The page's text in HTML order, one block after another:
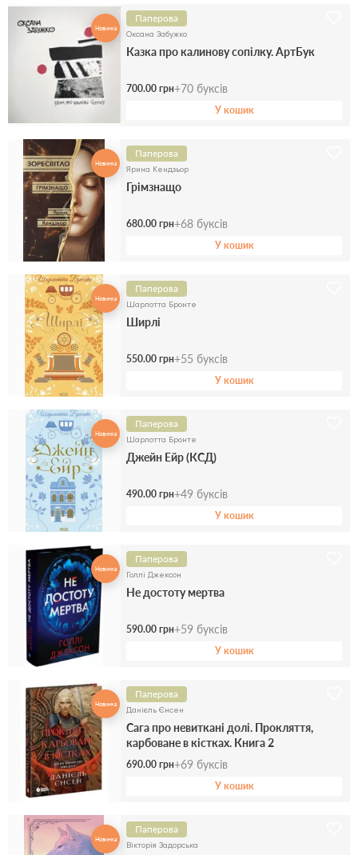
Новинка
Паперова
Оксана Забужко
Казка про калинову сопілку. АртБук
700.00 грн+70 буксів
У кошик
Новинка
Паперова
Ярина Кендзьор
Грімзнащо
680.00 грн+68 буксів
У кошик
Новинка
Паперова
Шарлотта Бронте
Ширлі
550.00 грн+55 буксів
У кошик
Новинка
Паперова
Шарлотта Бронте
Джейн Ейр (КСД)
490.00 грн+49 буксів
У кошик
Новинка
Паперова
Голлі Джексон
Не достоту мертва
590.00 грн+59 буксів
У кошик
Новинка
Паперова
Данієль Єнсен
Сага про невиткані долі. Прокляття,
карбоване в кістках. Книга 2
690.00 грн+69 буксів
У кошик
Новинка
Паперова
Вікторія Задорська